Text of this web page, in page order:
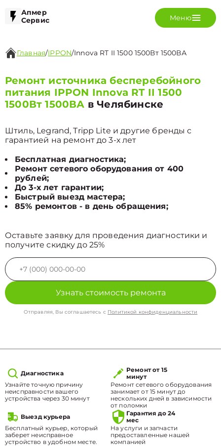
Апмер
Сервис
Меню
Главная/IPPON/Innova RT II 1500 1500Вт 1500ВА
Ремонт источника бесперебойного
питания IPPON Innova RT II 1500
1500Вт 1500ВА в Челябинске
Штиль, Legrand, Tripp Lite и другие бренды с
гарантией на ремонт до 3-х лет
Бесплатная диагностика;
Ремонт сетевого оборудования от 400
рублей;
До 3-х лет гарантии;
Быстрый выезд мастера;
85% ремонтов - в день обращения;
Оставьте заявку для проведения диагностики и
получите скидку до 25%
Узнать стоимость ремонта
Отправляя, Вы соглашаетесь с Политикой конфиденциальности
Диагностика
Узнайте точную причину
неисправности вашего
устройства через 30 минут
Ремонт от 15
минут
Ремонт сетевого оборудования
занимает от 15 минут до
нескольких дней в зависимости
от поломки
Выезд курьера
Бесплатный курьер, который
заберет неисправное
устройство в удобном месте.
Гарантия до 24
мес
На услуги и запчасти
предоставленные нашей
компанией